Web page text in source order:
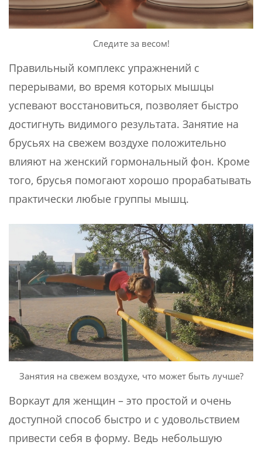
Следите за весом!
Правильный комплекс упражнений с
перерывами, во время которых мышцы
успевают восстановиться, позволяет быстро
достигнуть видимого результата. Занятие на
брусьях на свежем воздухе положительно
влияют на женский гормональный фон. Кроме
того, брусья помогают хорошо прорабатывать
практически любые группы мышц.
Занятия на свежем воздухе, что может быть лучше?
Воркаут для женщин – это простой и очень
доступной способ быстро и с удовольствием
привести себя в форму. Ведь небольшую